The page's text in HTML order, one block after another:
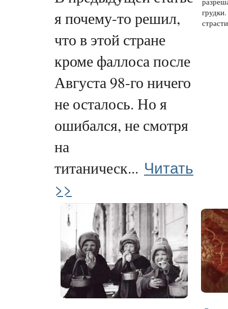
я почему-то решил,
что в этой стране
кроме фаллоса после
Августа 98-го ничего
не осталось. Но я
ошибался, не смотря
на
титаническ... Читать
>>